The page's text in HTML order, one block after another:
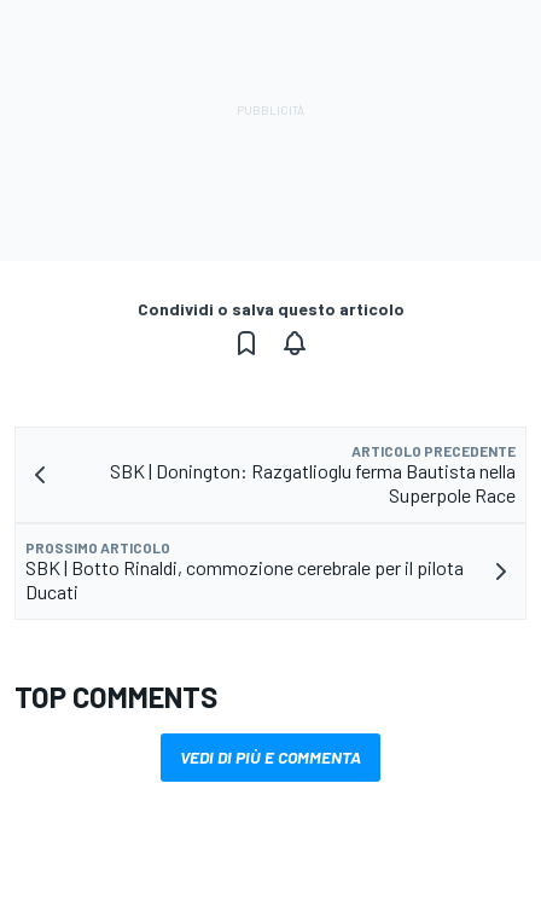
Condividi o salva questo articolo
ARTICOLO PRECEDENTE
SBK | Donington: Razgatlioglu ferma Bautista nella
Superpole Race
PROSSIMO ARTICOLO
SBK | Botto Rinaldi, commozione cerebrale per il pilota
Ducati
TOP COMMENTS
VEDI DI PIÙ E COMMENTA